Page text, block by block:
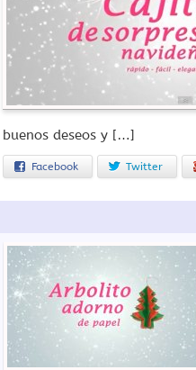
buenos deseos y […]
Facebook Twitter